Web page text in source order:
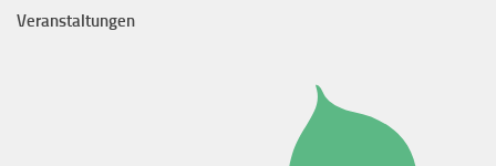
Veranstaltungen